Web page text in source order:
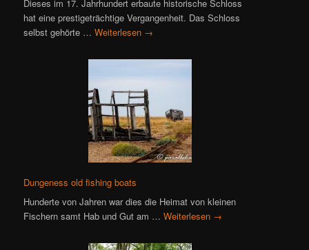
Dieses im 17. Jahrhundert erbaute historische Schloss
hat eine prestigeträchtige Vergangenheit. Das Schloss
selbst gehörte …Weiterlesen →
Dungeness old fishing boats
Hunderte von Jahren war dies die Heimat von kleinen
Fischern samt Hab und Gut am …Weiterlesen →